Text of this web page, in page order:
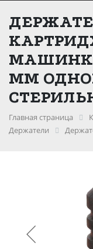
ММ
Главная страница
Держатели